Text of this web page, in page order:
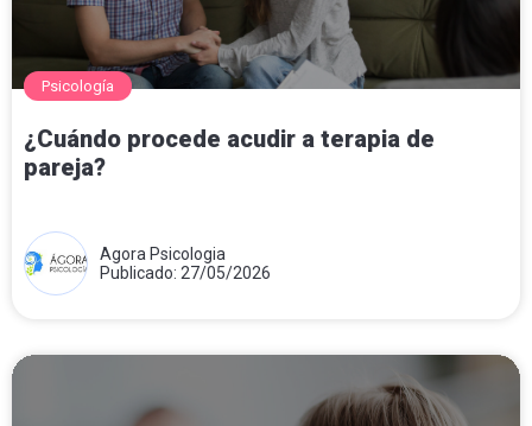
Psicología
¿Cuándo procede acudir a terapia de
pareja?
Agora Psicologia
Publicado: 27/05/2026